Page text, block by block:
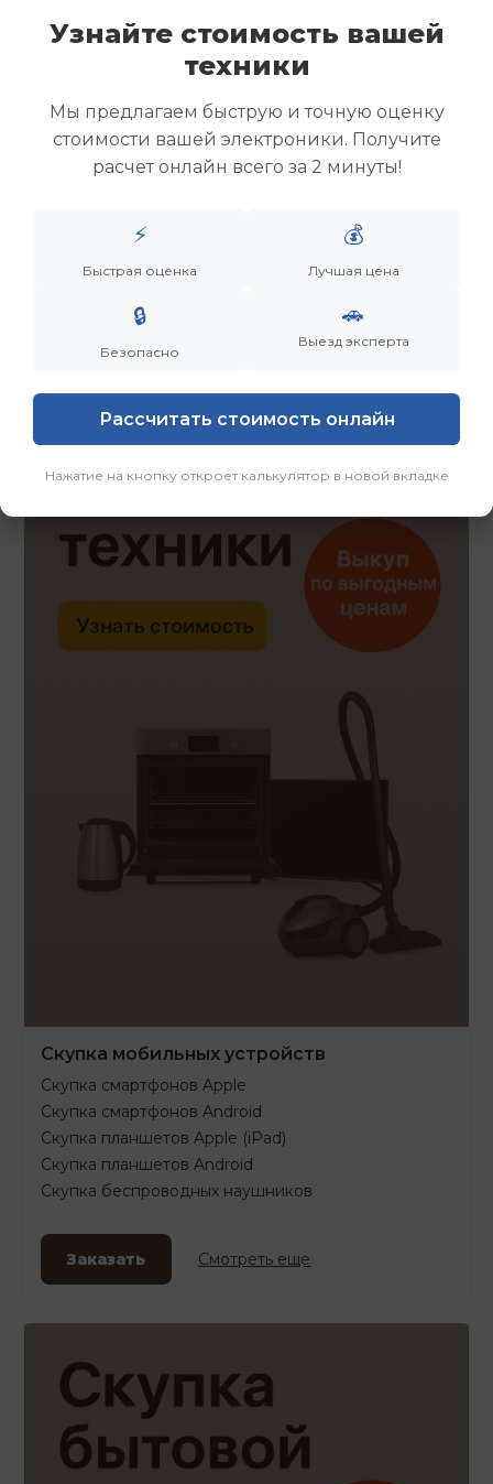
Скупка ноутбуков
Скупка игровых ноутбуков
Скупка рабочих ноутбуков
Скупка старых ноутбуков (б/у)
Скупка роутеров и сетевого оборудования
Скупка мобильных устройств
Скупка смартфонов Apple
Скупка смартфонов Android
Скупка планшетов Apple (iPad)
Скупка планшетов Android
Скупка беспроводных наушников
Заказать Смотреть еще
Узнайте стоимость вашей
техники
Мы предлагаем быструю и точную оценку
стоимости вашей электроники. Получите
расчет онлайн всего за 2 минуты!
⚡
Быстрая оценка
💰
Лучшая цена
🔒
Безопасно
🚗
Выезд эксперта
Рассчитать стоимость онлайн
Нажатие на кнопку откроет калькулятор в новой вкладке